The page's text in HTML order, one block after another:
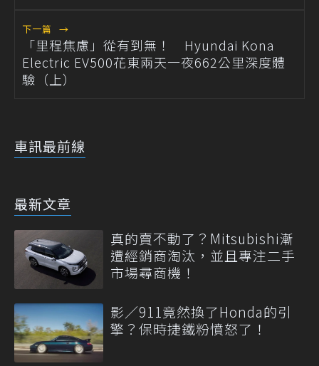
下一篇 →
「里程焦慮」從有到無！ Hyundai Kona
Electric EV500花東兩天一夜662公里深度體
驗（上）
車訊最前線
最新文章
真的賣不動了？Mitsubishi漸
遭經銷商淘汰，並且專注二手
市場尋商機！
影／911竟然換了Honda的引
擎？保時捷鐵粉憤怒了！